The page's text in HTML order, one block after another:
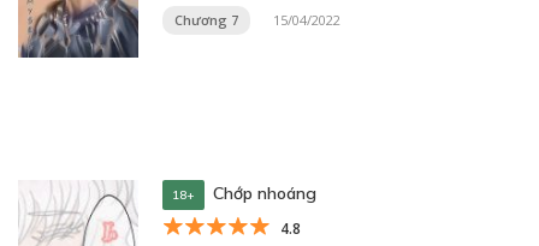
Chương 7 15/04/2022
18+ Chớp nhoáng
4.8